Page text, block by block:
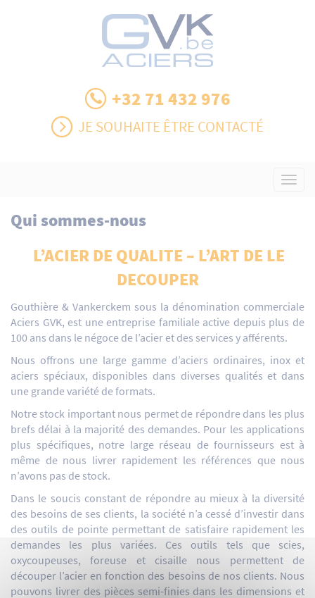
+32 71 432 976
JE SOUHAITE ÊTRE CONTACTÉ
Qui sommes-nous
L’ACIER DE QUALITE – L’ART DE LE
DECOUPER
Gouthière & Vankerckem sous la dénomination commerciale
Aciers GVK, est une entreprise familiale active depuis plus de
100 ans dans le négoce de l’acier et des services y afférents.
Nous offrons une large gamme d’aciers ordinaires, inox et
aciers spéciaux, disponibles dans diverses qualités et dans
une grande variété de formats.
Notre stock important nous permet de répondre dans les plus
brefs délai à la majorité des demandes. Pour les applications
plus spécifiques, notre large réseau de fournisseurs est à
même de nous livrer rapidement les références que nous
n’avons pas de stock.
Dans le soucis constant de répondre au mieux à la diversité
des besoins de ses clients, la société n’a cessé d’investir dans
des outils de pointe permettant de satisfaire rapidement les
demandes les plus variées. Ces outils tels que scies,
oxycoupeuses, foreuse et cisaille nous permettent de
découper l’acier en fonction des besoins de nos clients. Nous
pouvons livrer des pièces semi-finies dans les dimensions et